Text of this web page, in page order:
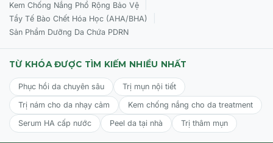
Kem Chống Nắng Phổ Rộng Bảo Vệ
Tẩy Tế Bào Chết Hóa Học (AHA/BHA)
Sản Phẩm Dưỡng Da Chứa PDRN
TỪ KHÓA ĐƯỢC TÌM KIẾM NHIỀU NHẤT
Phục hồi da chuyên sâu
Trị mụn nội tiết
Trị nám cho da nhạy cảm
Kem chống nắng cho da treatment
Serum HA cấp nước
Peel da tại nhà Trị thâm mụn